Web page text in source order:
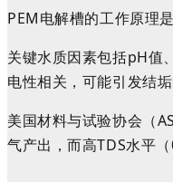
PEM电解槽的工作原理
关键水质因素包括pH值
电性相关，可能引发结垢
美国材料与试验协会（
气产出，而高TDS水平